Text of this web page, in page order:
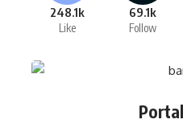
248.1k
Like
69.1k
Follow